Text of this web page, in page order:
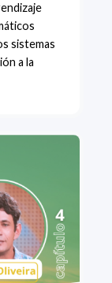
sistemas
a la